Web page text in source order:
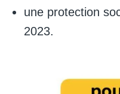
une protection
2023.